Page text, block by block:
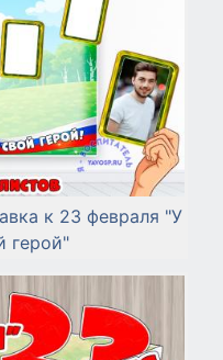
к 23 февраля "У
герой"